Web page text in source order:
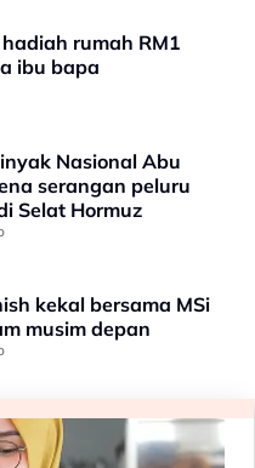
rumah RM1
ibu bapa
Nasional Abu
serangan peluru
Selat Hormuz
kekal bersama MSi
musim depan